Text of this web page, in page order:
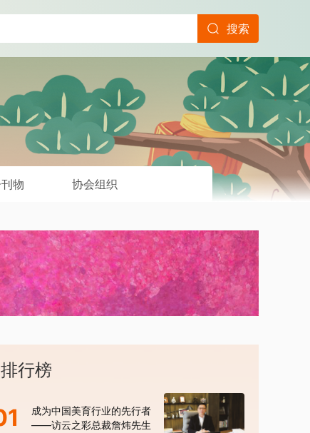
搜索
物 协会组织
排行榜
成为中国美育行业的先行者
——访云之彩总裁詹炜先生